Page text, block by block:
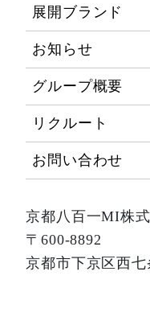
展開ブランド
お知らせ
グループ概要
リクルート
お問い合わせ
京都八百一MI株
〒600-8892
京都市下京区西